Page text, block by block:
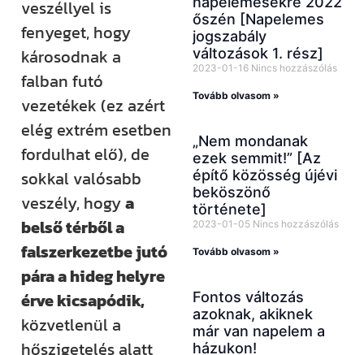
veszéllyel is
fenyeget, hogy
károsodnak a
falban futó
vezetékek (ez azért
elég extrém esetben
fordulhat elő), de
sokkal valósabb
veszély, hogya
belső térből a
falszerkezetbe jutó
pára a hideg helyre
érve kicsapódik,
közvetlenül a
hőszigetelés alatt
őszén [Napelemes
jogszabály
változások 1. rész]
2023-01-16 Nincs hozzászólás
Tovább olvasom »
„Nem mondanak
ezek semmit!” [Az
építő közösség újévi
beköszönő
története]
2023-01-05 Nincs hozzászólás
Tovább olvasom »
Fontos változás
azoknak, akiknek
már van napelem a
házukon!